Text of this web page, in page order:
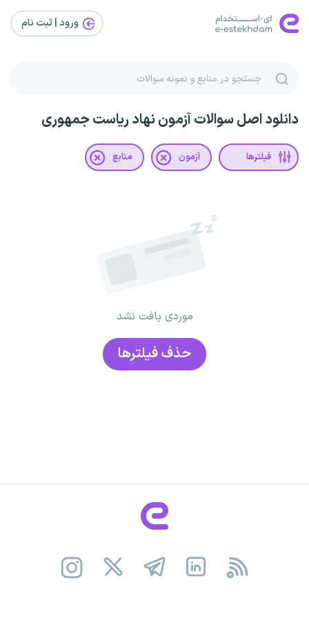
ورود | ثبت‌ نام
دانلود اصل سوالات آزمون نهاد ریاست جمهوری
فیلترها آزمون منابع
موردی یافت نشد
حذف فیلتر‌ها